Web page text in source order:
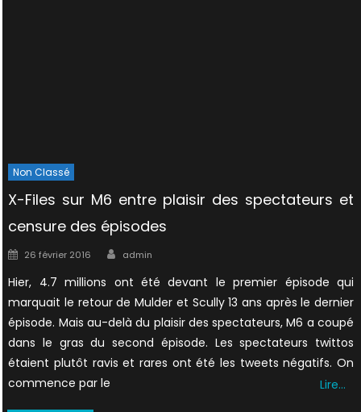
Non Classé
X-Files sur M6 entre plaisir des spectateurs et
censure des épisodes
Posted
26 février 2016 Author
admin
Hier, 4.7 millions ont été devant le premier épisode qui
marquait le retour de Mulder et Scully 13 ans après le dernier
épisode. Mais au-delà du plaisir des spectateurs, M6 a coupé
dans le gras du second épisode. Les spectateurs twittos
étaient plutôt ravis et rares ont été les tweets négatifs. On
commence par le
Lire…